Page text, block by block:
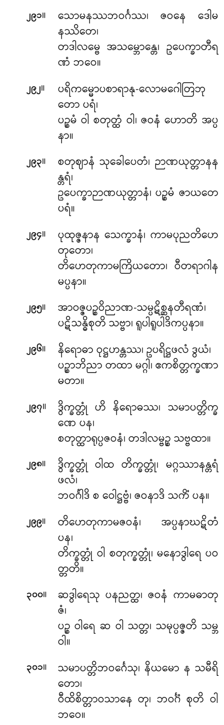
၂၉၁။
သောမနဿဘဝင်္ဂဿ၊ ဇဝနေ ဒေါမ
နဿိတေ၊
တဒါလမ္ဗေ အသမ္ဘောန္တေ၊ ဥပေက္ခာတီရ
ဏံ ဘဝေ။
၂၉၂။
ပရိကမ္မောပစာရာနု-လောမဂေါတြဘု
တော ပရံ၊
ပဉ္စမံ ဝါ စတုတ္ထံ ဝါ၊ ဇဝနံ ဟောတိ အပ္ပ
နာ။
၂၉၃။
စတုဈာနံ သုခေါပေတံ၊ ဉာဏယုတ္တာနန
န္တရံ၊
ဥပေက္ခာဉာဏယုတ္တာနံ၊ ပဉ္စမံ ဇာယတေ
ပရံ။
၂၉၄။
ပုထုဇ္ဇနာန သေက္ခာနံ၊ ကာမပုညတိဟေ
တုတော၊
တိဟေတုကာမကြိယတော၊ ဝီတရာဂါန
မပ္ပနာ။
၂၉၅။
အာဝဇ္ဇပဉ္စဝိညာဏ-သမ္ပဋိစ္ဆနတီရဏံ၊
ပဋိသန္ဓိစုတိ သဗ္ဗာ၊ ရူပါရူပါဒိကပ္ပနာ။
၂၉၆။
နိရောဓာ ဝုဋ္ဌဟန္တဿ၊ ဥပရိဋ္ဌဖလံ ဒွယံ၊
ပဉ္စာဘိညာ တထာ မဂ္ဂါ၊ ဧကစိတ္တက္ခဏာ
မတာ။
၂၉၇။
ဒွိက္ခတ္တုံ ဟိ နိရောဓဿ၊ သမာပတ္တိက္ခ
ဏေ ပန၊
စတုတ္ထာရုပ္ပဇဝနံ၊ တဒါလမ္ဗဉ္စ သဗ္ဗထာ။
၂၉၈။
ဒွိက္ခတ္တုံ ဝါထ တိက္ခတ္တုံ၊ မဂ္ဂဿာနန္တရံ
ဖလံ၊
ဘဝင်္ဂါဒိ စ ဝေါဋ္ဌဗ္ဗံ၊ ဇဝနာဒိ သကိံ ပန။
၂၉၉။
တိဟေတုကာမဇဝနံ၊ အပ္ပနာဃဋိတံ
ပန၊
တိက္ခတ္တုံ ဝါ စတုက္ခတ္တုံ၊ မနောဒွါရေ ပဝ
တ္တတိ။
၃၀၀။ ဆဒွါရေသုပနညတ္ထ၊ ဇဝနံ ကာမဓာတု
ဇံ၊
ပဉ္စ ဝါရေ ဆ ဝါ သတ္တ၊ သမုပ္ပဇ္ဇတိ သမ္ဘ
ဝါ။
၃၀၁။
သမာပတ္တိဘဝင်္ဂေသု၊ နိယမော န သမီရိ
တော၊
ဝီထိစိတ္တာဝသာနေ တု၊ ဘဝင်္ဂံ စုတိ ဝါ
ဘဝေ။